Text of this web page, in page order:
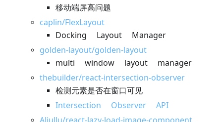
移动端屏高问题
caplin/FlexLayout
Docking Layout Manager
golden-layout/golden-layout
multi window layout manager
thebuilder/react-intersection-observer
检测元素是否在窗口可见
Intersection Observer API